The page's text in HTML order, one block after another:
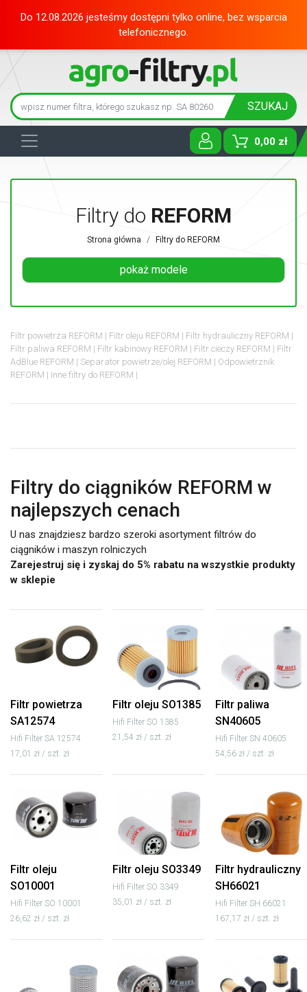
Do 12.08.2026 jesteśmy dostępni tylko online, bez wsparcia
telefonicznego.
SZUKAJ
0,00 zł
Toggle
Filtry do REFORM
Strona główna Filtry do REFORM
pokaż modele
Filtr powietrza REFORM Filtr oleju REFORM
Filtr hydrauliczny REFORM
Filtr paliwa REFORM
Filtr kabinowy REFORM Filtr cieczy REFORM
Filtr
AdBlue REFORM
Separator powietrze/olej REFORM
Odpowietrznik
REFORM
Inne filtry do REFORM
Filtry do ciągników REFORM w
najlepszych cenach
U nas znajdziesz bardzo szeroki asortyment filtrów do
ciągników i maszyn rolniczych
Zarejestruj się i zyskaj do 5% rabatu na wszystkie produkty
w sklepie
Filtr powietrza
SA12574
Hifi Filter SA 12574
17,01 zł / szt. zł
Filtr oleju SO1385
Hifi Filter SO 1385
21,54 zł / szt. zł
Filtr paliwa
SN40605
Hifi Filter SN 40605
54,56 zł / szt. zł
Filtr oleju
SO10001
Hifi Filter SO 10001
26,62 zł / szt. zł
Filtr oleju SO3349
Hifi Filter SO 3349
35,01 zł / szt. zł
Filtr hydrauliczny
SH66021
Hifi Filter SH 66021
167,17 zł / szt. zł